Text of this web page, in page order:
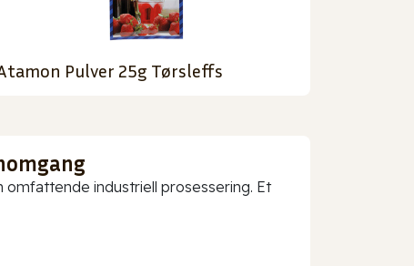
Pulver 25g Tørsleffs
industriell prosessering. Et